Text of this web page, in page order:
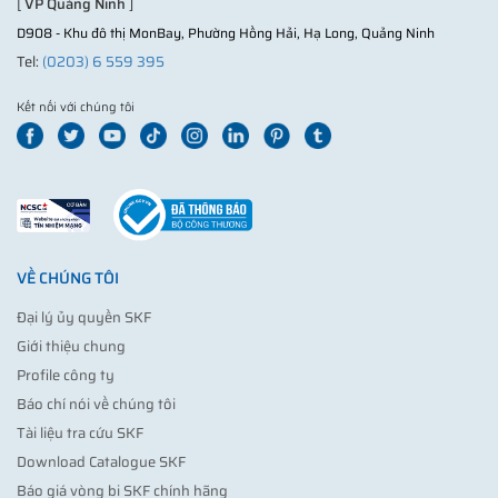
D908 - Khu đô thị MonBay, Phường Hồng Hải, Hạ Long, Quảng Ninh
Tel: (0203) 6 559 395
Kết nối với chúng tôi
VỀ CHÚNG TÔI
Đại lý ủy quyền SKF
Giới thiệu chung
Profile công ty
Báo chí nói về chúng tôi
Tài liệu tra cứu SKF
Download Catalogue SKF
Báo giá vòng bi SKF chính hãng